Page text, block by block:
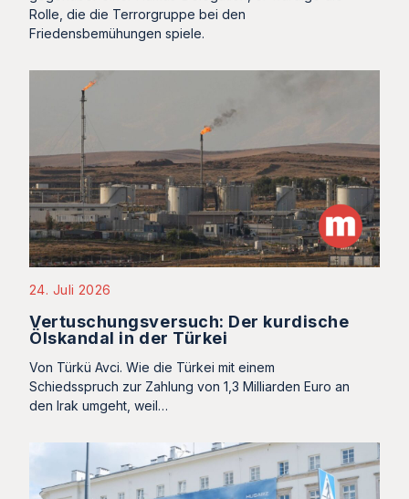
Rolle, die die Terrorgruppe bei den
Friedensbemühungen spiele.
24. Juli 2026
Vertuschungsversuch: Der kurdische
Ölskandal in der Türkei
Von Türkü Avci. Wie die Türkei mit einem
Schiedsspruch zur Zahlung von 1,3 Milliarden Euro an
den Irak umgeht, weil…